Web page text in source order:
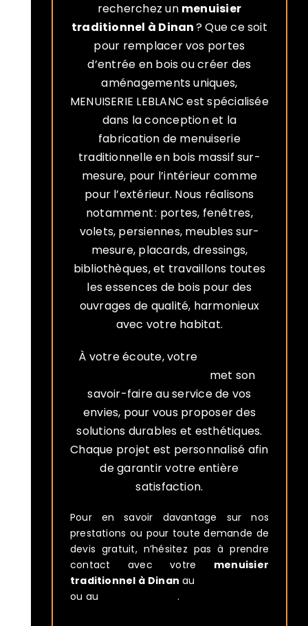
recherchez un menuisier
traditionnel à Dinan? Que ce soit
pour remplacer vos portes
d’entrée en bois ou créer des
aménagements uniques,
MENUISERIE LEBLANC est spécialisée
dans la conception et la
fabrication de menuiserie
traditionnelle en bois massif sur-
mesure, pour l’intérieur comme
pour l’extérieur. Nous réalisons
notamment : portes, fenêtres,
volets, persiennes, meubles sur-
mesure, placards, dressings,
bibliothèques, et travaillons toutes
les essences de bois pour des
ouvrages de qualité, harmonieux
avec votre habitat.
À votre écoute, votre
met son
savoir-faire au service de vos
envies, pour vous proposer des
solutions durables et esthétiques.
Chaque projet est personnalisé afin
de garantir votre entière
satisfaction.
Pour en savoir davantage sur nos
prestations ou pour toute demande de
devis gratuit, n’hésitez pas à prendre
contact avec votre menuisier
traditionnel à Dinan au
ou au
.